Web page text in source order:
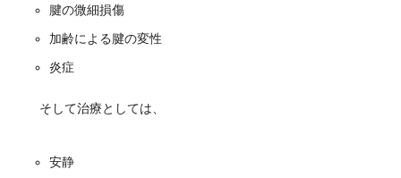
腱の微細損傷
加齢による腱の変性
炎症
そして治療としては、
安静